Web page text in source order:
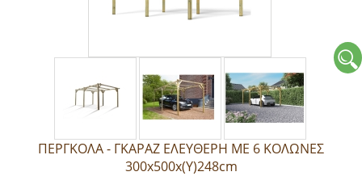
ΠΕΡΓΚΟΛΑ - ΓΚΑΡΑΖ ΕΛΕΥΘΕΡΗ ΜΕ 6 ΚΟΛΩΝΕΣ
300x500x(Υ)248cm